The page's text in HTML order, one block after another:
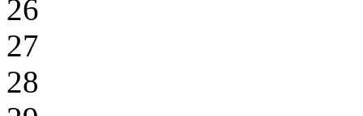
26
27
28